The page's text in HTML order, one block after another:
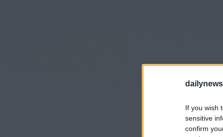
If you wish
sensitive
confirm